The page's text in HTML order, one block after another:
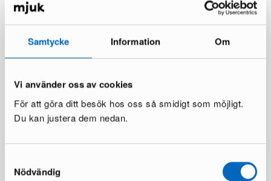
Samtycke Information Om
Vi använder oss av cookies
För att göra ditt besök hos oss så smidigt som möjligt.
Du kan justera dem nedan.
Nödvändig
22 varastossa ·
264 € 300 €
tammi / musta
Säästät 177 €